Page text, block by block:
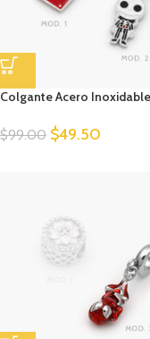
Colgante Acero
$99.00 $49.50